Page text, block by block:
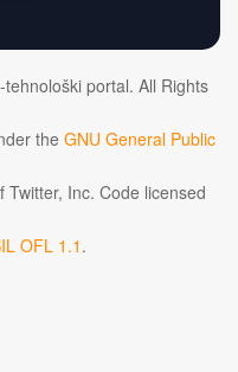
portal. All Rights
the GNU General Public
Inc. Code licensed
OFL 1.1 .